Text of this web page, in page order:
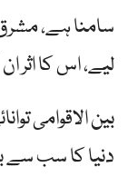
سامنا ہے،
لیے، اس کا اثر
بین الاقوامی
دنیا کا سب سے